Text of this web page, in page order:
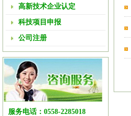
高新技术企业认定
科技项目申报
公司注册
服务电话：0558-2285018